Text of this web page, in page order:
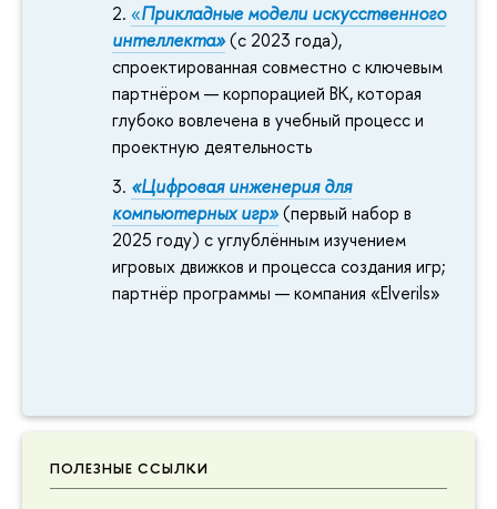
«Прикладные модели искусственного
интеллекта»(с 2023 года),
спроектированная совместно с ключевым
партнёром — корпорацией ВК, которая
глубоко вовлечена в учебный процесс и
проектную деятельность
«Цифровая инженерия для
компьютерных игр»(первый набор в
2025 году) с углублённым изучением
игровых движков и процесса создания игр;
партнёр программы — компания «Elverils»
ПОЛЕЗНЫЕ ССЫЛКИ